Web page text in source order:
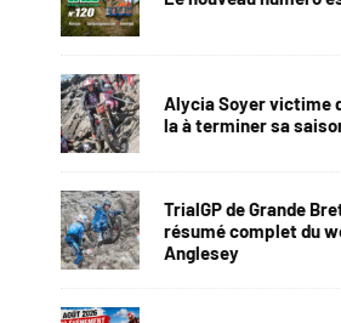
Alycia Soyer victime
la à terminer sa
TrialGP de Grande
résumé complet du
Anglesey